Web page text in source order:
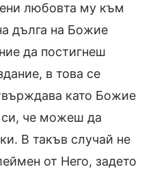
любовта му към
дълга на Божие
да постигнеш
в това се
като Божие
си, че можеш да
В такъв случай не
от Него, задето